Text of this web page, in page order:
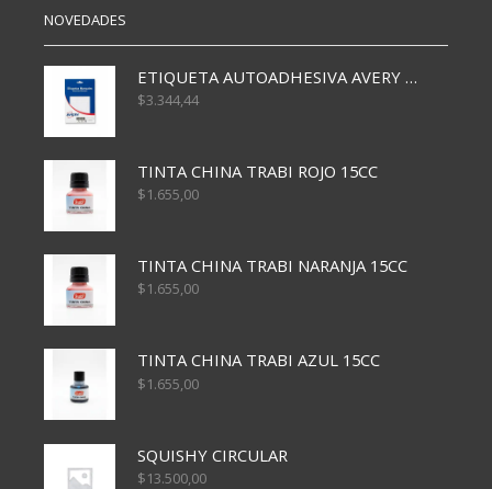
cantidad
NOVEDADES
ETIQUETA AUTOADHESIVA AVERY 3026 30H 20 X 70
$3.344,44
TINTA CHINA TRABI ROJO 15CC
$1.655,00
TINTA CHINA TRABI NARANJA 15CC
$1.655,00
TINTA CHINA TRABI AZUL 15CC
$1.655,00
SQUISHY CIRCULAR
$13.500,00